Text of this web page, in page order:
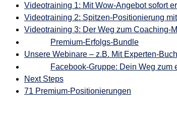
Videotraining 1: Mit Wow-Angebot sofort
Videotraining 2: Spitzen-Positionierung
Videotraining 3: Der Weg zum Coaching-
Premium-Erfolgs-Bundle
Unsere Webinare – z.B. Mit Experten-
Facebook-Gruppe: Dein Weg
Next Steps
71 Premium-Positionierungen